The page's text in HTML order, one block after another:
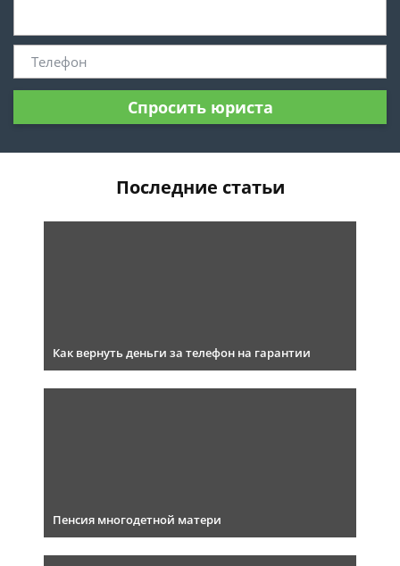
Спросить юриста
Последние статьи
Как вернуть деньги за телефон на гарантии
Пенсия многодетной матери